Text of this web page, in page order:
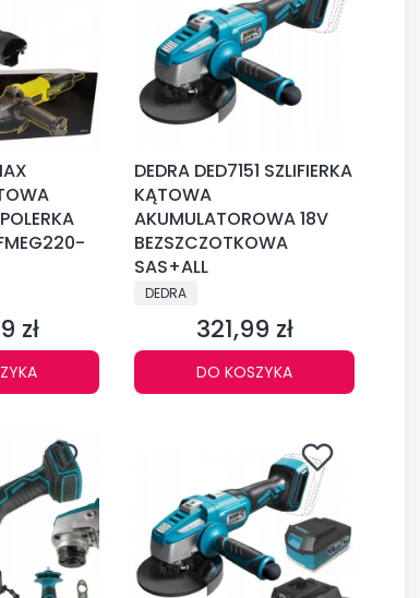
zł
DEDRA DED7151 SZLIFIERKA
KĄTOWA
AKUMULATOROWA 18V
BEZSZCZOTKOWA
SAS+ALL
PRODUCENT
DEDRA
Cena
321,99 zł
DO KOSZYKA